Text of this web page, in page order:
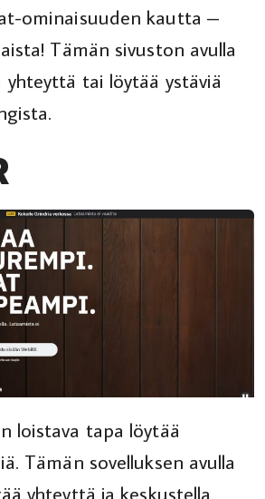
ominaisuuden kautta –
Tämän sivuston avulla
tai löytää ystäviä
loistava tapa löytää
Tämän sovelluksen avulla
yhteyttä ja keskustella